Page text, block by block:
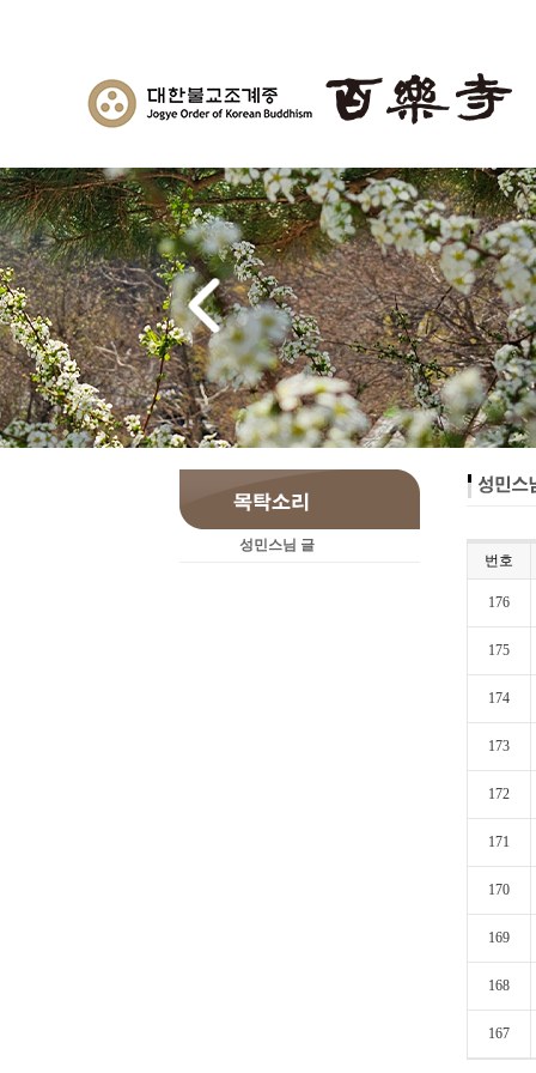
성민스님 글
번호
176
175
174
173
172
171
170
169
168
167